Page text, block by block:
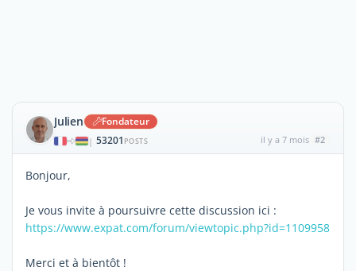
Julien Fondateur
| 53201 POSTS il y a 7 mois #2
Bonjour,
Je vous invite à poursuivre cette discussion ici :
https://www.expat.com/forum/viewtopic.php?id=1109958
Merci et à bientôt !